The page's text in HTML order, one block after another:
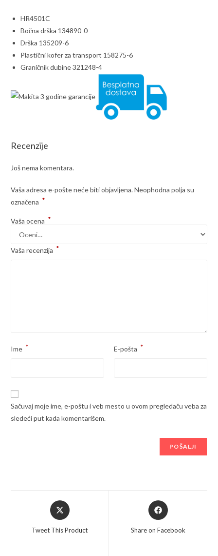
HR4501C
Bočna drška 134890-0
Drška 135209-6
Plastični kofer za transport 158275-6
Graničnik dubine 321248-4
Recenzije
Još nema komentara.
Vaša adresa e-pošte neće biti objavljena. Neophodna polja su
označena *
Vaša ocena *
Vaša recenzija *
Ime * E-pošta *
Sačuvaj moje ime, e-poštu i veb mesto u ovom pregledaču veba za
sledeći put kada komentarišem.
Opens
in
Tweet This Product
Opens
in
Share on Facebook